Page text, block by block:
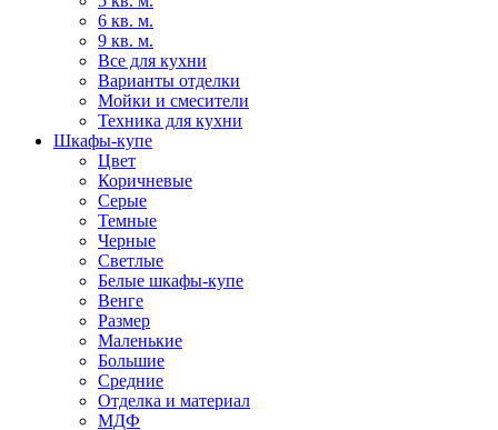
6 кв. м.
9 кв. м.
Все для кухни
Варианты отделки
Мойки и смесители
Техника для кухни
Шкафы-купе
Цвет
Коричневые
Серые
Темные
Черные
Светлые
Белые шкафы-купе
Венге
Размер
Маленькие
Большие
Средние
Отделка и материал
МДФ